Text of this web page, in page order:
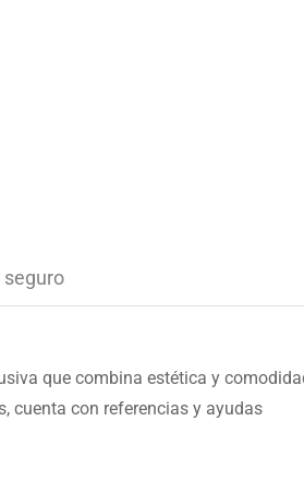
seguro
que combina estética y
cuenta con referencias y ayudas